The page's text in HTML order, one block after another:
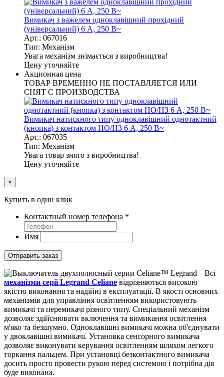
Вимикач з важелем одноклавішний прохідний
(універсальний) 6 А, 250 В~
Арт.: 067016
Тип: Механізм
Увага механізм знімається з виробництва!
Цену уточняйте
Акционная цена
ТОВАР ВРЕМЕННО НЕ ПОСТАВЛЯЕТСЯ ИЛИ
СНЯТ С ПРОИЗВОДСТВА
Вимикач натискного типу одноклавішний однотактний
(кнопка) з контактом НО/НЗ 6 А, 250 В~
Арт.: 067035
Тип: Механізм
Увага товар знято з виробництва!
Цену уточняйте
×
Купить в один клик
Контактный номер телефона *
Имя
Отправить заказ
Всі
механізми серії Legrand Celiane відрізняються високою
якістю виконання та надійні в експлуатації. В якості основних
механізмів для управління освітленням використовують
вимикачі та перемикачі різного типу. Спеціальний механізм
дозволяє здійснювати включення та вимикання освітлення
м'яко та безшумно. Одноклавішні вимикачі можна об'єднувати
у двоклавішні вимикачі. Установка сенсорного вимикача
дозволяє виконувати керування освітленням шляхом легкого
торкання пальцем. При установці безконтактного вимикача
досить просто провести рукою перед системою і потрібна дія
буде виконана.